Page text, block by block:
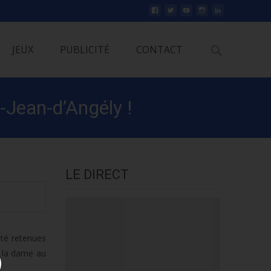
JEUX PUBLICITÉ CONTACT
d’Angély !
retenues
dame au
LE DIRECT